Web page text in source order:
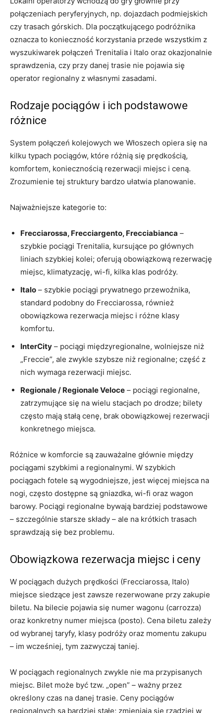
połączeniach peryferyjnych, np. dojazdach podmiejskich
czy trasach górskich. Dla początkującego podróżnika
oznacza to konieczność korzystania przede wszystkim z
wyszukiwarek połączeń Trenitalia i Italo oraz okazjonalnie
sprawdzenia, czy przy danej trasie nie pojawia się
operator regionalny z własnymi zasadami.
Rodzaje pociągów i ich podstawowe
różnice
System połączeń kolejowych we Włoszech opiera się na
kilku typach pociągów, które różnią się prędkością,
komfortem, koniecznością rezerwacji miejsc i ceną.
Zrozumienie tej struktury bardzo ułatwia planowanie.
Najważniejsze kategorie to:
Frecciarossa, Frecciargento, Frecciabianca –
szybkie pociągi Trenitalia, kursujące po głównych
liniach szybkiej kolei; oferują obowiązkową rezerwację
miejsc, klimatyzację, wi-fi, kilka klas podróży.
Italo – szybkie pociągi prywatnego przewoźnika,
standard podobny do Frecciarossa, również
obowiązkowa rezerwacja miejsc i różne klasy
komfortu.
InterCity – pociągi międzyregionalne, wolniejsze niż
„Freccie”, ale zwykle szybsze niż regionalne; część z
nich wymaga rezerwacji miejsc.
Regionale / Regionale Veloce – pociągi regionalne,
zatrzymujące się na wielu stacjach po drodze; bilety
często mają stałą cenę, brak obowiązkowej rezerwacji
konkretnego miejsca.
Różnice w komforcie są zauważalne głównie między
pociągami szybkimi a regionalnymi. W szybkich
pociągach fotele są wygodniejsze, jest więcej miejsca na
nogi, często dostępne są gniazdka, wi-fi oraz wagon
barowy. Pociągi regionalne bywają bardziej podstawowe
– szczególnie starsze składy – ale na krótkich trasach
sprawdzają się bez problemu.
Obowiązkowa rezerwacja miejsc i ceny
W pociągach dużych prędkości (Frecciarossa, Italo)
miejsce siedzące jest zawsze rezerwowane przy zakupie
biletu. Na bilecie pojawia się numer wagonu (carrozza)
oraz konkretny numer miejsca (posto). Cena biletu zależy
od wybranej taryfy, klasy podróży oraz momentu zakupu
– im wcześniej, tym zazwyczaj taniej.
W pociągach regionalnych zwykle nie ma przypisanych
miejsc. Bilet może być tzw. „open” – ważny przez
określony czas na danej trasie. Ceny pociągów
regionalnych są bardziej stałe; zmieniają się rzadziej w